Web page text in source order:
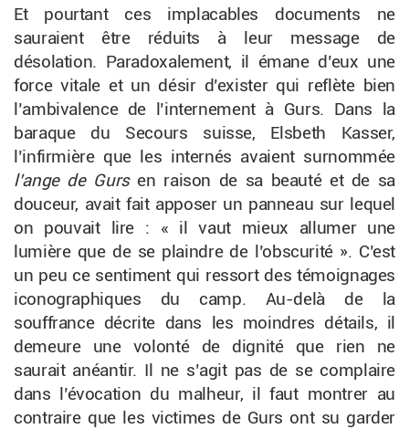
Et pourtant ces implacables documents ne
sauraient être réduits à leur message de
désolation. Paradoxalement, il émane d’eux une
force vitale et un désir d’exister qui reflète bien
l’ambivalence de l’internement à Gurs. Dans la
baraque du Secours suisse, Elsbeth Kasser,
l’infirmière que les internés avaient surnommée
l’ange de Gursen raison de sa beauté et de sa
douceur, avait fait apposer un panneau sur lequel
on pouvait lire : « il vaut mieux allumer une
lumière que de se plaindre de l’obscurité ». C’est
un peu ce sentiment qui ressort des témoignages
iconographiques du camp. Au-delà de la
souffrance décrite dans les moindres détails, il
demeure une volonté de dignité que rien ne
saurait anéantir. Il ne s’agit pas de se complaire
dans l’évocation du malheur, il faut montrer au
contraire que les victimes de Gurs ont su garder